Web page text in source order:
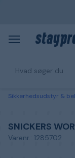
SNICKERS
Varenr.: 1285702